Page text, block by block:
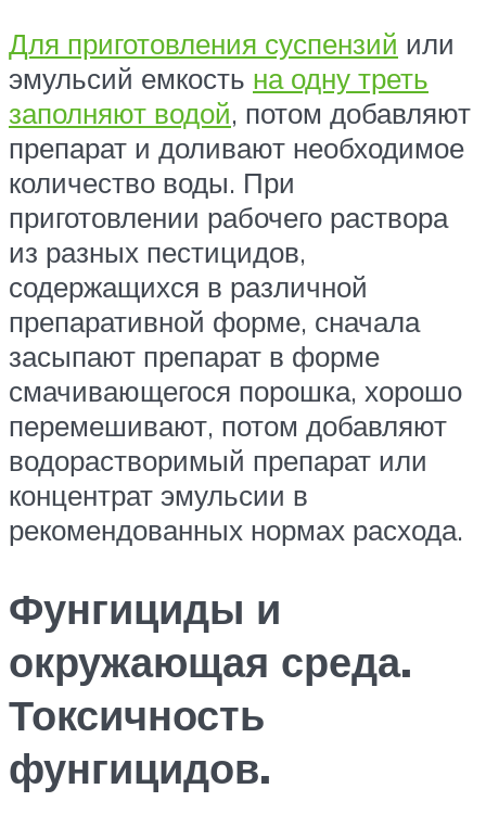
Для приготовления суспензий или
эмульсий емкость на одну треть
заполняют водой, потом добавляют
препарат и доливают необходимое
количество воды. При
приготовлении рабочего раствора
из разных пестицидов,
содержащихся в различной
препаративной форме, сначала
засыпают препарат в форме
смачивающегося порошка, хорошо
перемешивают, потом добавляют
водорастворимый препарат или
концентрат эмульсии в
рекомендованных нормах расхода.
Фунгициды и
окружающая среда.
Токсичность
фунгицидов.